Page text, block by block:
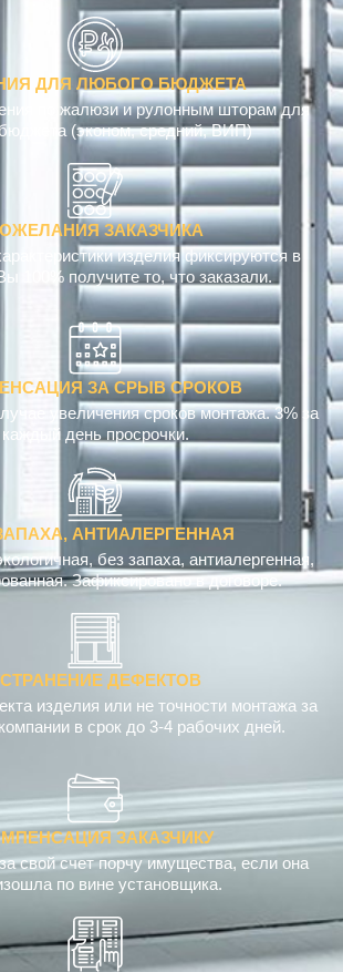
ДЛЯ ЛЮБОГО БЮДЖЕТА
по жалюзи и рулонным шторам для
(эконом, средний, ВИП)
ЗАКАЗЧИКА
изделия фиксируются в
100% получите то, что заказали.
ЗА СРЫВ СРОКОВ
увеличения сроков монтажа. 3% за
каждый день просрочки.
АНТИАЛЕРГЕННАЯ
без запаха, антиалергенная,
Зафиксировано в договоре.
ДЕФЕКТОВ
изделия или не точности монтажа за
в срок до 3-4 рабочих дней.
ЗАКАЗЧИКУ
свой счет порчу имущества, если она
по вине установщика.